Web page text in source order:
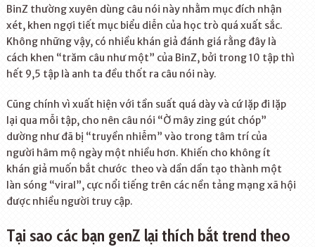
BinZ thường xuyên dùng câu nói này nhằm mục đích nhận
xét, khen ngợi tiết mục biểu diễn của học trò quá xuất sắc.
Không những vậy, có nhiều khán giả đánh giá rằng đây là
cách khen “trăm câu như một” của BinZ, bởi trong 10 tập thì
hết 9,5 tập là anh ta đều thốt ra câu nói này.
Cũng chính vì xuất hiện với tần suất quá dày và cứ lặp đi lặp
lại qua mỗi tập, cho nên câu nói “Ờ mây zing gút chóp”
dường như đã bị “truyền nhiễm” vào trong tâm trí của
người hâm mộ ngày một nhiều hơn. Khiến cho không ít
khán giả muốn bắt chước theo và dần dần tạo thành một
làn sóng “viral”, cực nổi tiếng trên các nền tảng mạng xã hội
được nhiều người truy cập.
Tại sao các bạn genZ lại thích bắt trend theo